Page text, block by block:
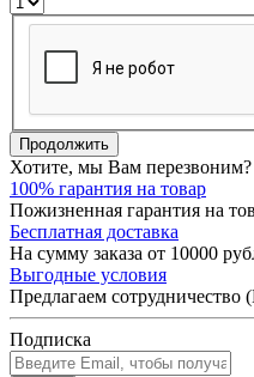
Продолжить
Хотите, мы Вам перезвоним?
100% гарантия на товар
Пожизненная гарантия на
Бесплатная доставка
На сумму заказа от 10000
Выгодные условия
Предлагаем сотрудничество
Подписка